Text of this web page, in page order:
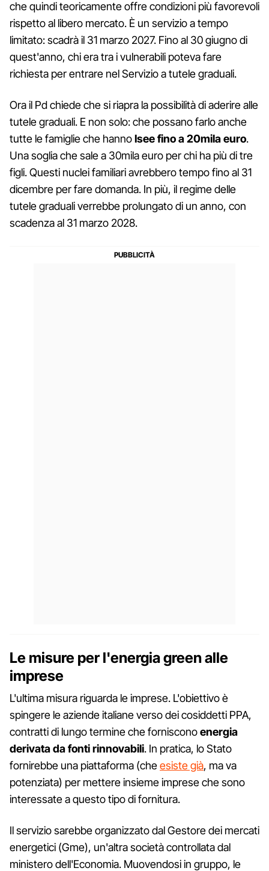
che quindi teoricamente offre condizioni più favorevoli
rispetto al libero mercato. È un servizio a tempo
limitato: scadrà il 31 marzo 2027. Fino al 30 giugno di
quest'anno, chi era tra i vulnerabili poteva fare
richiesta per entrare nel Servizio a tutele graduali.
Ora il Pd chiede che si riapra la possibilità di aderire alle
tutele graduali. E non solo: che possano farlo anche
tutte le famiglie che hannoIsee fino a 20mila euro.
Una soglia che sale a 30mila euro per chi ha più di tre
figli. Questi nuclei familiari avrebbero tempo fino al 31
dicembre per fare domanda. In più, il regime delle
tutele graduali verrebbe prolungato di un anno, con
scadenza al 31 marzo 2028.
Le misure per l'energia green alle
imprese
L'ultima misura riguarda le imprese. L'obiettivo è
spingere le aziende italiane verso dei cosiddetti PPA,
contratti di lungo termine che fornisconoenergia
derivata da fonti rinnovabili. In pratica, lo Stato
fornirebbe una piattaforma (cheesiste già, ma va
potenziata) per mettere insieme imprese che sono
interessate a questo tipo di fornitura.
Il servizio sarebbe organizzato dal Gestore dei mercati
energetici (Gme), un'altra società controllata dal
ministero dell'Economia. Muovendosi in gruppo, le